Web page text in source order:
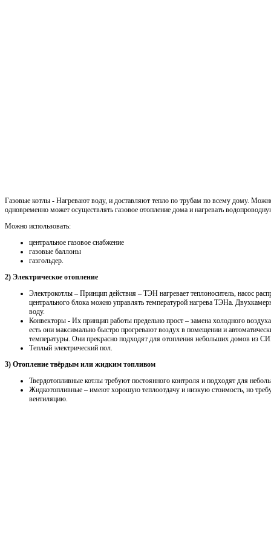
Газовые котлы - Нагревают воду, и доставляют тепло по трубам по всему дому.
одновременно может осуществлять газовое отопление дома и нагревать
Можно использовать:
центральное газовое снабжение
газовые баллоны
газгольдер.
2) Электрическое отопление
Электрокотлы – Принцип действия – ТЭН нагревает теплоноситель, насос
центрального блока можно управлять температурой нагрева ТЭНа.
воду.
Конвекторы - Их принцип работы предельно прост – замена холодного
есть они максимально быстро прогревают воздух в помещении и
температуры. Они прекрасно подходят для отопления небольших домов из
Теплый электрический пол.
3) Отопление твёрдым или жидким топливом
Твердотопливные котлы требуют постоянного контроля и подходят для
Жидкотопливные – имеют хорошую теплоотдачу и низкую стоимость, но
вентиляцию.